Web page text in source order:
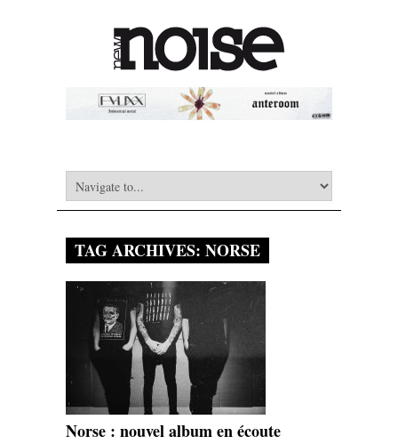
TAG ARCHIVES: NORSE
Norse : nouvel album en écoute